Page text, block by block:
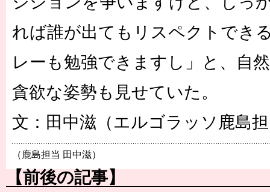
れば誰が出てもリスペクトでき
レーも勉強できますし」と、自
貪欲な姿勢も見せていた。
文：田中滋（エルゴラッソ鹿島
（鹿島担当 田中滋）
【前後の記事】